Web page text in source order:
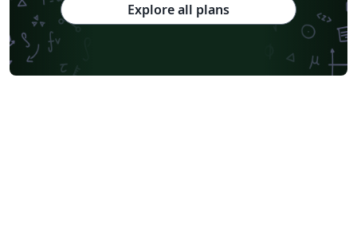
Explore all plans